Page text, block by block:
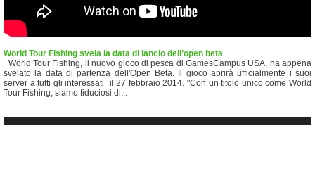
World Tour Fishing svela la data di lancio dell’open beta
World Tour Fishing, il nuovo gioco di pesca di GamesCampus USA, ha appena
svelato la data di partenza dell'Open Beta. Il gioco aprirà ufficialmente i suoi
server a tutti gli interessati il 27 febbraio 2014. "Con un titolo unico come World
Tour Fishing, siamo fiduciosi di...